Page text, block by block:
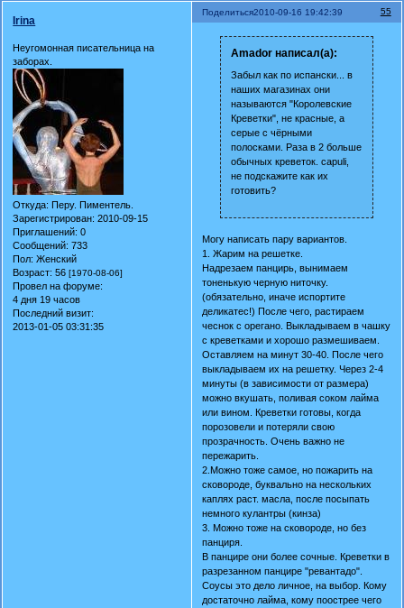
Поделиться 55
2010-09-16 19:42:39
Irina
Неугомонная писательница на
заборах.
Откуда: Перу. Пиментель.
Зарегистрирован: 2010-09-15
Приглашений: 0
Сообщений: 733
Пол: Женский
Возраст: 56[1970-08-06]
Провел на форуме:
4 дня 19 часов
Последний визит:
2013-01-05 03:31:35
Amador написал(а):
Забыл как по испански... в
наших магазинах они
называются "Королевские
Креветки", не красные, а
серые с чёрными
полосками. Раза в 2 больше
обычных креветок. capuli,
не подскажите как их
готовить?
Могу написать пару вариантов.
1. Жарим на решетке.
Надрезаем панцирь, вынимаем
тоненькую черную ниточку.
(обязательно, иначе испортите
деликатес!) После чего, растираем
чеснок с орегано. Выкладываем в чашку
с креветками и хорошо размешиваем.
Оставляем на минут 30-40. После чего
выкладываем их на решетку. Через 2-4
минуты (в зависимости от размера)
можно вкушать, поливая соком лайма
или вином. Креветки готовы, когда
порозовели и потеряли свою
прозрачность. Очень важно не
пережарить.
2.Можно тоже самое, но пожарить на
сковороде, буквально на нескольких
каплях раст. масла, после посыпать
немного кулантры (кинза)
3. Можно тоже на сковороде, но без
панциря.
В панцире они более сочные. Креветки в
разрезанном панцире "ревантадо".
Соусы это дело личное, на выбор. Кому
достаточно лайма, кому поострее чего